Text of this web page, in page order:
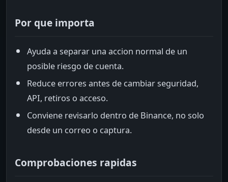
Por que importa
Ayuda a separar una accion normal de un
posible riesgo de cuenta.
Reduce errores antes de cambiar seguridad,
API, retiros o acceso.
Conviene revisarlo dentro de Binance, no solo
desde un correo o captura.
Comprobaciones rapidas